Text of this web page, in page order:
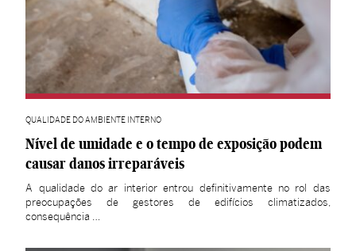
QUALIDADE DO AMBIENTE INTERNO
Nível de umidade e o tempo de exposição podem
causar danos irreparáveis
A qualidade do ar interior entrou definitivamente no rol das
preocupações de gestores de edifícios climatizados,
consequência …